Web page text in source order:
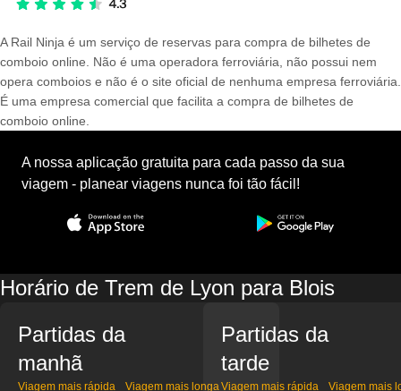
A Rail Ninja é um serviço de reservas para compra de bilhetes de
comboio online. Não é uma operadora ferroviária, não possui nem
opera comboios e não é o site oficial de nenhuma empresa ferroviária.
É uma empresa comercial que facilita a compra de bilhetes de
comboio online.
A nossa aplicação gratuita para cada passo da sua
viagem - planear viagens nunca foi tão fácil!
Horário de Trem de Lyon para Blois
Partidas da
manhã
Viagem mais rápida Viagem mais longa
Partidas da
tarde
Viagem mais rápida Viagem mais